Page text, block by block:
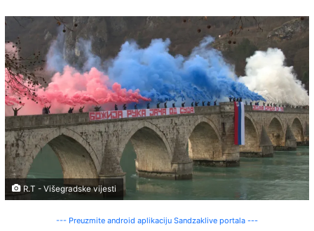
R.T - Višegradske vijesti
--- Preuzmite android aplikaciju Sandzaklive portala ---